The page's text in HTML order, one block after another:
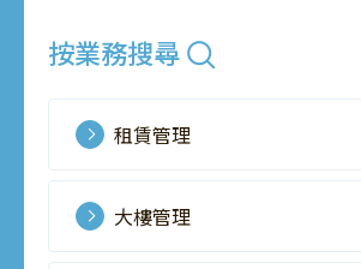
按業務搜尋
租賃管理
大樓管理